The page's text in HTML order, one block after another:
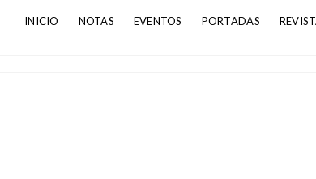
INICIO NOTAS EVENTOS PORTADAS